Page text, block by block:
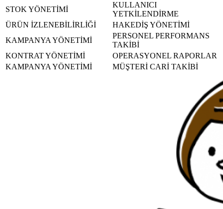
STOK YÖNETİMİ
KULLANICI
YETKİLENDİRME
ÜRÜN İZLENEBİLİRLİĞİ
HAKEDİŞ YÖNETİMİ
KAMPANYA YÖNETİMİ
PERSONEL PERFORMANS
TAKİBİ
KONTRAT YÖNETİMİ
OPERASYONEL RAPORLAR
KAMPANYA YÖNETİMİ
MÜŞTERİ CARİ TAKİBİ